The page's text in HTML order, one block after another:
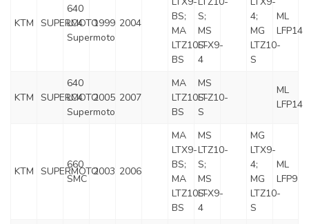
KTM SUPERMOTO
640
LC4
Supermoto
1999 2004
BS;
MA
LTZ10S-
BS
S;
MS
LTX9-
4
4;
MG
LTZ10-
S
ML
LFP14
KTM SUPERMOTO
640
LC4
Supermoto
2005 2007
MA
LTZ10S-
BS
MS
LTZ10-
S
ML
LFP14
KTM SUPERMOTO
660
SMC
2003 2006
MA
LTX9-
BS;
MA
LTZ10S-
BS
MS
LTZ10-
S;
MS
LTX9-
4
MG
LTX9-
4;
MG
LTZ10-
S
ML
LFP9